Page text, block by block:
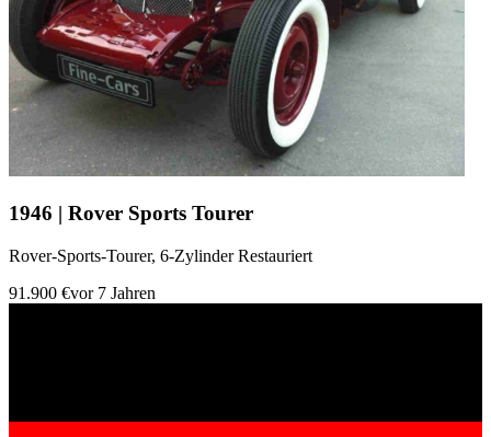
1946 | Rover Sports Tourer
Rover-Sports-Tourer, 6-Zylinder Restauriert
91.900 €vor 7 Jahren